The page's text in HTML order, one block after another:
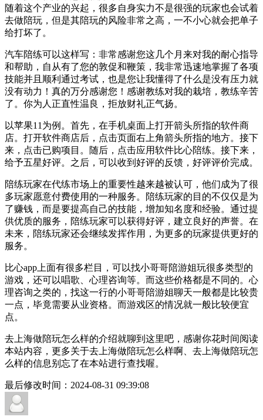
随着这个产业的兴起，很多自身实力不是很强的玩家也会试着
去做陪玩，但是其陪玩的风险非常之高，一不小心就会把单子
给打坏了。
汽车陪练可以这样写：非常感谢您这几个月来对我的耐心指导
和帮助，自从有了您的敦促和鞭策，我非常迅速地掌握了各项
技能并且顺利通过考试，也是您让我懂得了什么是没有压力就
没有动力！真的万分感谢您！感谢教练对我的栽培，教练辛苦
了。你为人正直性温良，拒放财礼正气扬。
以苹果11为例。首先，在手机桌面上打开箭头所指的软件商
店。打开软件商店后，点击页面右上角箭头所指的地方。接下
来，点击已购项目。随后，点击应用软件比心陪练。接下来，
给予五星好评。之后，可以收到好评的反馈，好评评价完成。
陪练玩家在代练市场上的重要性越来越被认可，他们成为了很
多玩家愿意付费使用的一种服务。陪练玩家的目的不仅仅是为
了赚钱，而是要提高自己的技能，增加知名度和经验。通过提
供优质的服务，陪练玩家可以获得好评，建立良好的声誉。在
未来，陪练玩家还会继续发挥作用，为更多的玩家提供更好的
服务。
比心app上面有很多栏目，可以找小哥哥陪游姐玩很多类型的
游戏，还可以唱歌、心理咨询等。而这些价格都是不同的。心
理咨询之类的，找这一行的小哥哥陪游姐聊天一般都是比较贵
一点，毕竟需要从业资格。而游戏区的情况就一般比较便宜
点。
去上海做陪玩怎么样的介绍就聊到这里吧，感谢你花时间阅读
本站内容，更多关于去上海做陪玩怎么样啊、去上海做陪玩怎
么样的信息别忘了在本站进行查找喔。
最后修改时间： 2024-08-31 09:39:08